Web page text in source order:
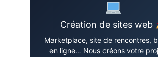
Création de sites web
Marketplace, site de rencontres,
en ligne… Nous créons votre